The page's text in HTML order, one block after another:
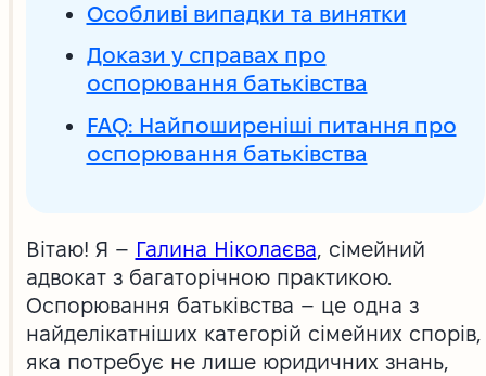
Особливі випадки та винятки
Докази у справах про
оспорювання батьківства
FAQ: Найпоширеніші питання про
оспорювання батьківства
Вітаю! Я – Галина Ніколаєва, сімейний
адвокат з багаторічною практикою.
Оспорювання батьківства – це одна з
найделікатніших категорій сімейних спорів,
яка потребує не лише юридичних знань,